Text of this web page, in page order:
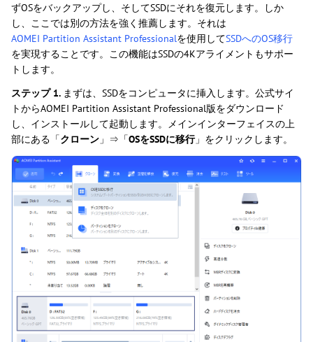
ずOSをバックアップし、そしてSSDにそれを復元します。しか
し、ここでは別の方法を強く推薦します。それは
AOMEI Partition Assistant Professionalを使用してSSDへのOS移行
を実現することです。この機能はSSDの4Kアライメントもサポー
トします。
ステップ 1. まずは、SSDをコンピュータに挿入します。公式サイ
トからAOMEI Partition Assistant Professional版をダウンロード
し、インストールして起動します。メインインターフェイスの上
部にある「クローン 」⇒「OSをSSDに移行」をクリックします。